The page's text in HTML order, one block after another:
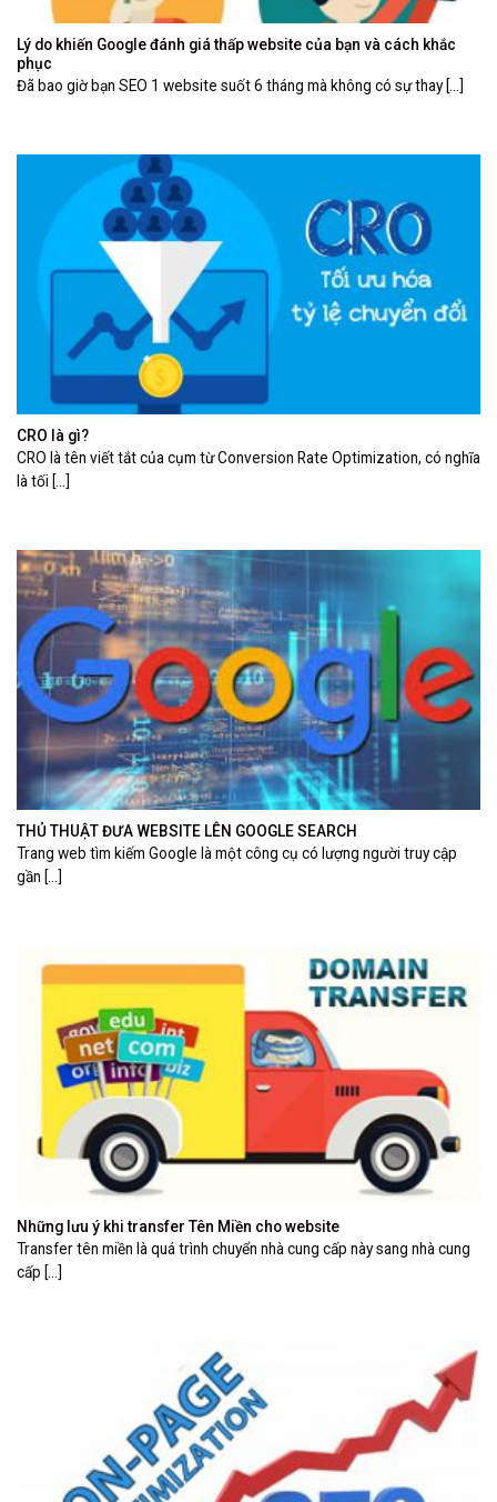
Lý do khiến Google đánh giá thấp website của bạn và cách khắc
phục
Đã bao giờ bạn SEO 1 website suốt 6 tháng mà không có sự thay [...]
CRO là gì?
CRO là tên viết tắt của cụm từ Conversion Rate Optimization, có nghĩa
là tối [...]
THỦ THUẬT ĐƯA WEBSITE LÊN GOOGLE SEARCH
Trang web tìm kiếm Google là một công cụ có lượng người truy cập
gần [...]
Những lưu ý khi transfer Tên Miền cho website
Transfer tên miền là quá trình chuyển nhà cung cấp này sang nhà cung
cấp [...]